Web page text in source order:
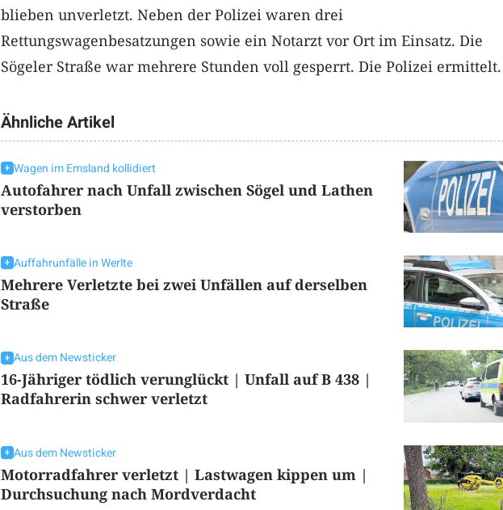
blieben unverletzt. Neben der Polizei waren drei
Rettungswagenbesatzungen sowie ein Notarzt vor Ort im Einsatz. Die
Sögeler Straße war mehrere Stunden voll gesperrt. Die Polizei ermittelt.
Ähnliche Artikel
Wagen im Emsland kollidiert
Autofahrer nach Unfall zwischen Sögel und Lathen
verstorben
Auffahrunfälle in Werlte
Mehrere Verletzte bei zwei Unfällen auf derselben
Straße
Aus dem Newsticker
16-Jähriger tödlich verunglückt | Unfall auf B 438 |
Radfahrerin schwer verletzt
Aus dem Newsticker
Motorradfahrer verletzt | Lastwagen kippen um |
Durchsuchung nach Mordverdacht